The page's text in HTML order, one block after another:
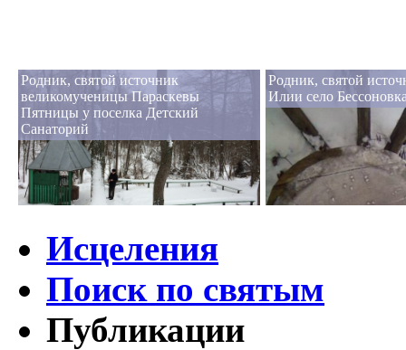
Родник, святой источник
великомученицы Параскевы
Пятницы у поселка Детский
Санаторий
Родник, святой
Илии село
Исцеления
Поиск по святым
Публикации